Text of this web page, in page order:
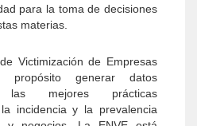
para la toma de decisiones
materias.
Victimización de Empresas
propósito generar datos
las mejores prácticas
incidencia y la prevalencia